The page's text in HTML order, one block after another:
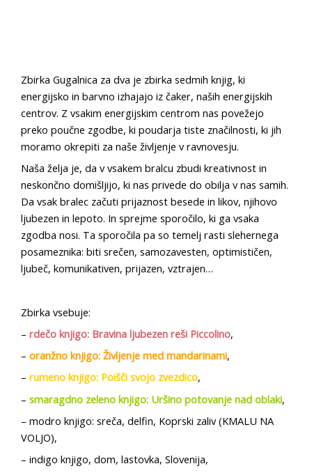
Zbirka Gugalnica za dva je zbirka sedmih knjig, ki
energijsko in barvno izhajajo iz čaker, naših energijskih
centrov. Z vsakim energijskim centrom nas povežejo
preko poučne zgodbe, ki poudarja tiste značilnosti, ki jih
moramo okrepiti za naše življenje v ravnovesju.
Naša želja je, da v vsakem bralcu zbudi kreativnost in
neskončno domišljijo, ki nas privede do obilja v nas samih.
Da vsak bralec začuti prijaznost besede in likov, njihovo
ljubezen in lepoto. In sprejme sporočilo, ki ga vsaka
zgodba nosi. Ta sporočila pa so temelj rasti slehernega
posameznika: biti srečen, samozavesten, optimističen,
ljubeč, komunikativen, prijazen, vztrajen…
Zbirka vsebuje:
– rdečo knjigo: Bravina ljubezen reši Piccolino,
– oranžno knjigo: Življenje med mandarinami,
– rumeno knjigo: Poišči svojo zvezdico,
– smaragdno zeleno knjigo: Uršino potovanje nad oblaki,
– modro knjigo: sreča, delfin, Koprski zaliv(KMALU NA
VOLJO),
– indigo knjigo, dom, lastovka, Slovenija,